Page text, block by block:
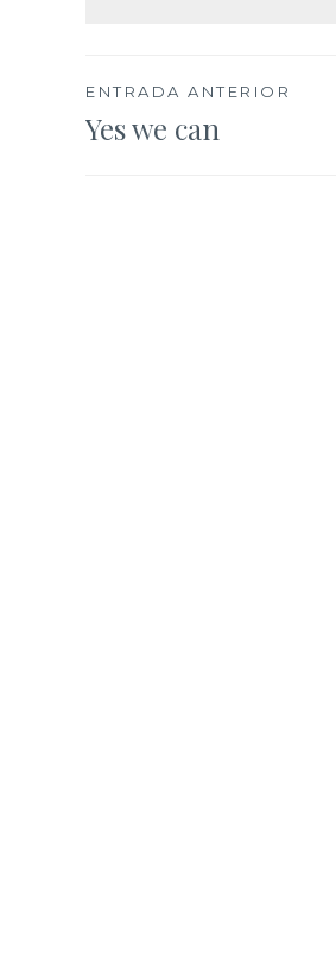
Navegación
ENTRADA ANTERIOR
Yes we can